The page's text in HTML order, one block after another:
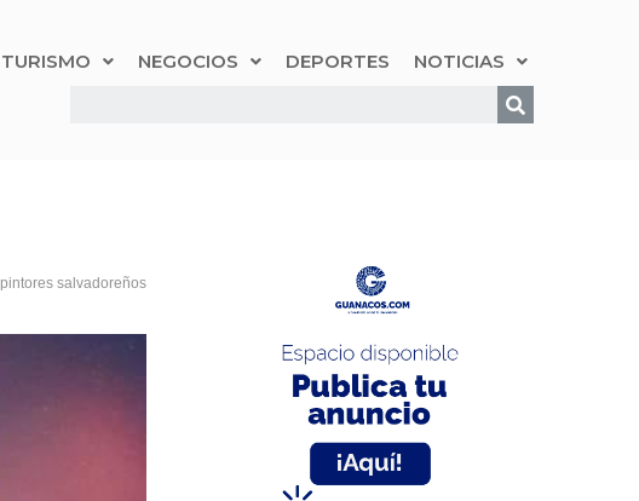
TURISMO NEGOCIOS DEPORTES NOTICIAS
pintores salvadoreños